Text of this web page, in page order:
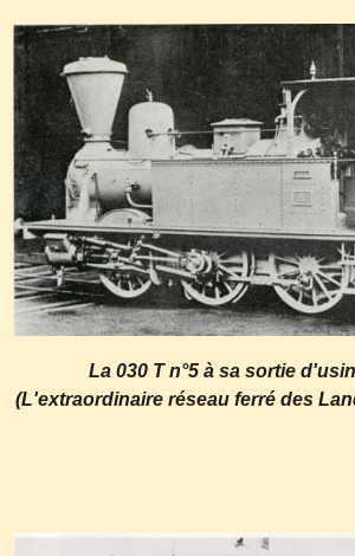
La 030 T n°5 à sa sortie
(L'extraordinaire réseau ferré des